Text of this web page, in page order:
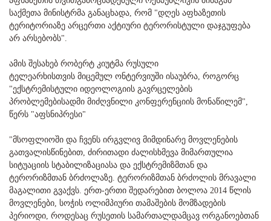
საქმეთა მინისტრმა განაცხადა, რომ "დღეს აფხაზეთის
ტერიტორიაზე არცერთი აქტიური ტერორისტული დაჯგუფება
არ არსებობს".
ამის შესახებ რობერტ კიუტმა რუსული
ტელეარხისთვის მიცემულ ონტერვიუში ისაუბრა, როგორც
"ექსტრემისტული იდეოლოგიის გავრცელების
პრობლემებისადმი მიძღვნილი კონფერენციის მონაწილემ",
წერს "აფსნიპრესი"
"მსოფლიოში და ჩვენს ირგვლივ მიმდინარე მოვლენების
გათვალისწინებით, ძირითადი ძალისხმევა მიმართულია
სიტუაციის სტაბილიზაციასა და ექსტრემიზმთან და
ტერორიზმთან ბრძოლაზე. ტერორიზმთან ბრძოლის მრავალი
მაგალითი გვაქვს. ერთ-ერთი შედარებით ბოლოა 2014 წლის
მოვლენები, სოჭის ოლიმპიური თამაშების მომზადების
პერიოდი, როდესაც რუსეთის სამართალდამცავ ორგანოებთან